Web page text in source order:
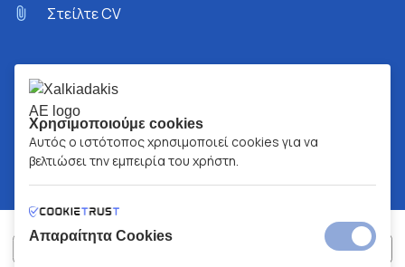
Στείλτε CV
Χρησιμοποιούμε cookies
Αυτός ο ιστότοπος χρησιμοποιεί cookies για να
βελτιώσει την εμπειρία του χρήστη.
Απαραίτητα Cookies